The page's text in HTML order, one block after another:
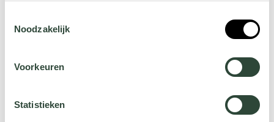
jehier.
Noodzakelijk
Voorkeuren
Statistieken